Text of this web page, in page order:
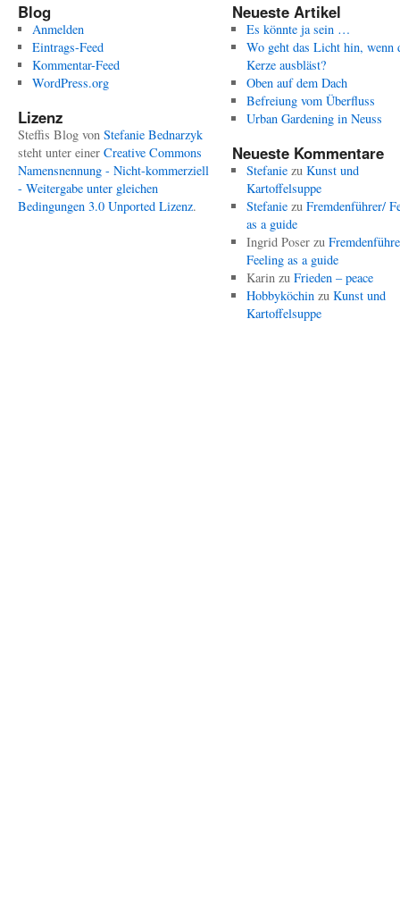
Blog
Anmelden
Eintrags-Feed
Kommentar-Feed
WordPress.org
Lizenz
Steffis Blog von Stefanie Bednarzyk
steht unter einer Creative Commons
Namensnennung - Nicht-kommerziell
- Weitergabe unter gleichen
Bedingungen 3.0 Unported Lizenz.
Neueste Artikel
Es könnte ja sein …
Wo geht das Licht hin, wenn
Kerze ausbläst?
Oben auf dem Dach
Befreiung vom Überfluss
Urban Gardening in Neuss
Neueste Kommentare
Stefaniezu Kunst und
Kartoffelsuppe
Stefaniezu Fremdenführer/
as a guide
Ingrid Poserzu
Feeling as a guide
Karinzu Frieden – peace
Hobbyköchinzu Kunst und
Kartoffelsuppe